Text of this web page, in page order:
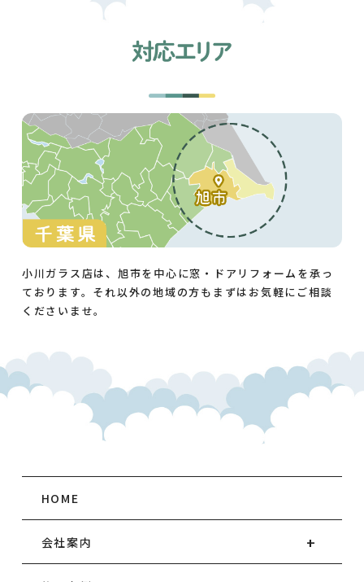
小川ガラス店は、旭市を中心に窓・ドアリフォームを承っ
ております。それ以外の地域の方もまずはお気軽にご相談
くださいませ。
HOME
会社案内